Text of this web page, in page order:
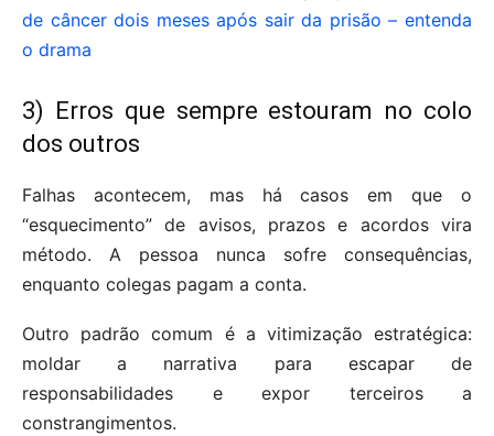
de câncer dois meses após sair da prisão – entenda
o drama
3) Erros que sempre estouram no colo
dos outros
Falhas acontecem, mas há casos em que o
“esquecimento” de avisos, prazos e acordos vira
método. A pessoa nunca sofre consequências,
enquanto colegas pagam a conta.
Outro padrão comum é a vitimização estratégica:
moldar a narrativa para escapar de
responsabilidades e expor terceiros a
constrangimentos.